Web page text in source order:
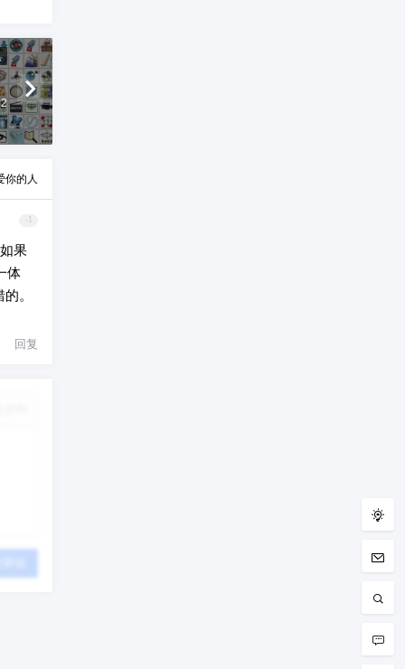
你的人
-1
果
体
。
回复